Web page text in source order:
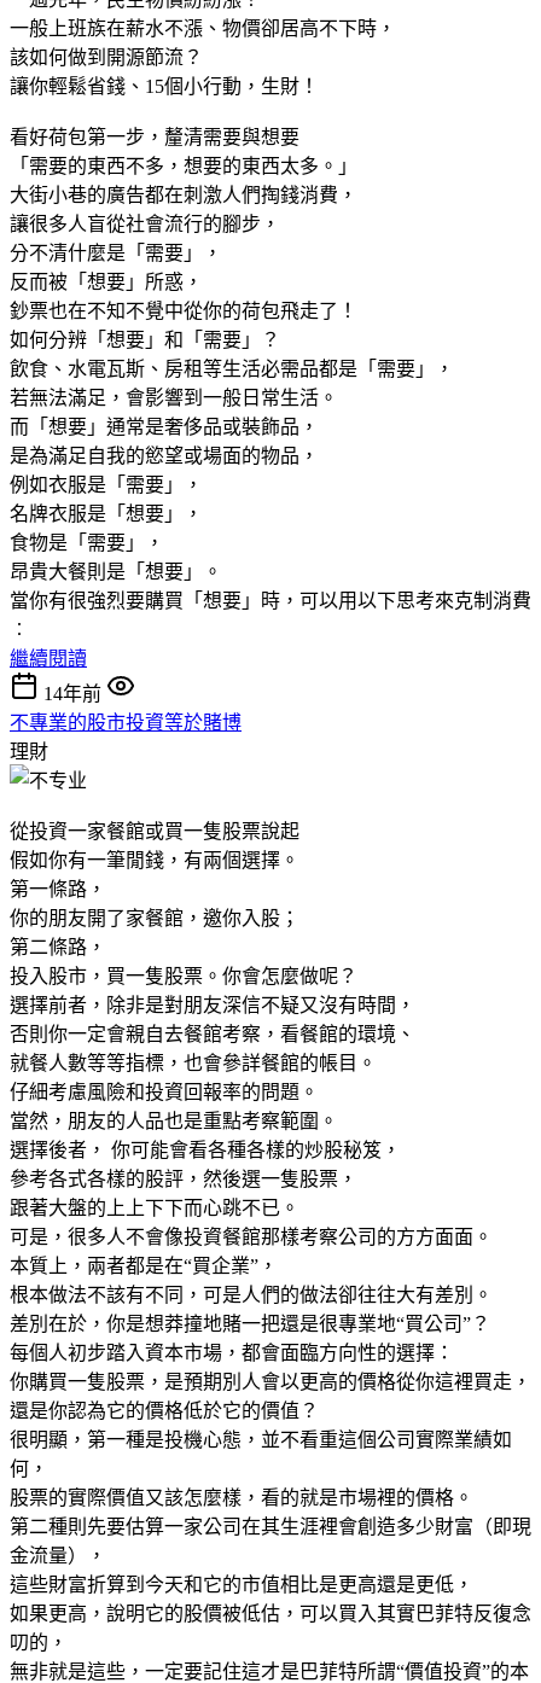
一般上班族在薪水不漲、物價卻居高不下時，
該如何做到開源節流？
讓你輕鬆省錢、15個小行動，生財！
看好荷包第一步，釐清需要與想要
「需要的東西不多，想要的東西太多。」
大街小巷的廣告都在刺激人們掏錢消費，
讓很多人盲從社會流行的腳步，
分不清什麼是「需要」，
反而被「想要」所惑，
鈔票也在不知不覺中從你的荷包飛走了！
如何分辨「想要」和「需要」？
飲食、水電瓦斯、房租等生活必需品都是「需要」，
若無法滿足，會影響到一般日常生活。
而「想要」通常是奢侈品或裝飾品，
是為滿足自我的慾望或場面的物品，
例如衣服是「需要」，
名牌衣服是「想要」，
食物是「需要」，
昂貴大餐則是「想要」。
當你有很強烈要購買「想要」時，可以用以下思考來克制消費
︰
繼續閱讀
14年前
不專業的股市投資等於賭博
理財
從投資一家餐館或買一隻股票說起
假如你有一筆閒錢，有兩個選擇。
第一條路，
你的朋友開了家餐館，邀你入股；
第二條路，
投入股市，買一隻股票。你會怎麼做呢？
選擇前者，除非是對朋友深信不疑又沒有時間，
否則你一定會親自去餐館考察，看餐館的環境、
就餐人數等等指標，也會參詳餐館的帳目。
仔細考慮風險和投資回報率的問題。
當然，朋友的人品也是重點考察範圍。
選擇後者， 你可能會看各種各樣的炒股秘笈，
參考各式各樣的股評，然後選一隻股票，
跟著大盤的上上下下而心跳不已。
可是，很多人不會像投資餐館那樣考察公司的方方面面。
本質上，兩者都是在“買企業”，
根本做法不該有不同，可是人們的做法卻往往大有差別。
差別在於，你是想莽撞地賭一把還是很專業地“買公司”？
每個人初步踏入資本市場，都會面臨方向性的選擇：
你購買一隻股票，是預期別人會以更高的價格從你這裡買走，
還是你認為它的價格低於它的價值？
很明顯，第一種是投機心態，並不看重這個公司實際業績如
何，
股票的實際價值又該怎麼樣，看的就是市場裡的價格。
第二種則先要估算一家公司在其生涯裡會創造多少財富（即現
金流量），
這些財富折算到今天和它的市值相比是更高還是更低，
如果更高，說明它的股價被低估，可以買入其實巴菲特反復念
叨的，
無非就是這些，一定要記住這才是巴菲特所謂“價值投資”的本